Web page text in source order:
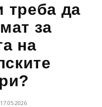
треба да
за
на